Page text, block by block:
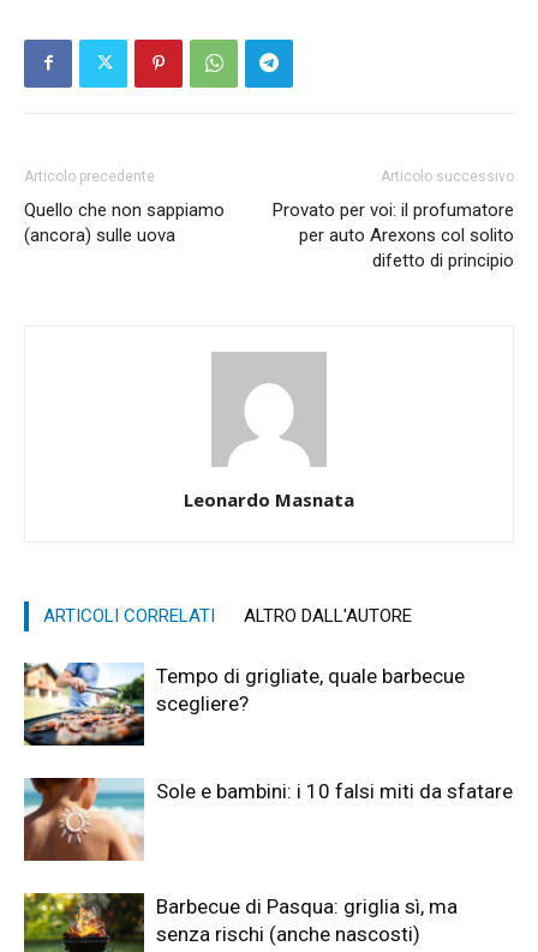
Articolo precedente
Quello che non sappiamo
(ancora) sulle uova
Articolo successivo
Provato per voi: il profumatore
per auto Arexons col solito
difetto di principio
Leonardo Masnata
ARTICOLI CORRELATI ALTRO DALL'AUTORE
Tempo di grigliate, quale barbecue
scegliere?
Sole e bambini: i 10 falsi miti da sfatare
Barbecue di Pasqua: griglia sì, ma
senza rischi (anche nascosti)